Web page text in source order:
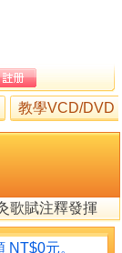
教學VCD/DVD
歌賦注釋發揮
NT$0元。